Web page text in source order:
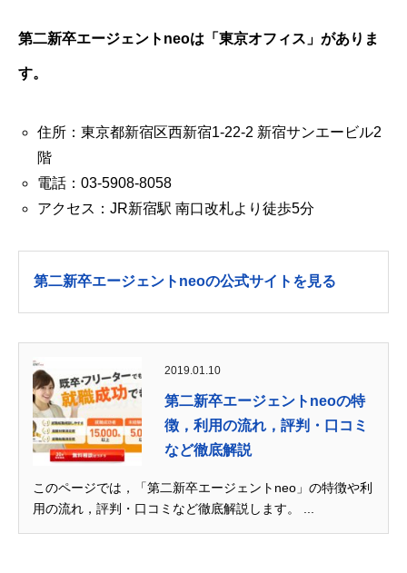
第二新卒エージェントneoは「東京オフィス」がありま
す。
住所：東京都新宿区西新宿1-22-2 新宿サンエービル2
階
電話：03-5908-8058
アクセス：JR新宿駅 南口改札より徒歩5分
第二新卒エージェントneoの公式サイトを見る
2019.01.10
第二新卒エージェントneoの特
徴，利用の流れ，評判・口コミ
など徹底解説
このページでは，「第二新卒エージェントneo」の特徴や利
用の流れ，評判・口コミなど徹底解説します。 ...